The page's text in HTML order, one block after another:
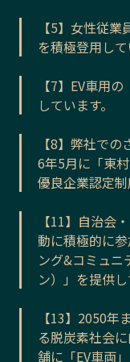
【5】女性従
を積極登用して
【7】EV車用
しています。
【8】弊社で
6年5月に「東
優良企業認定制
【11】自治会
動に積極的に
ング&コミュニ
ン）」を提供し
【13】2050年
る脱炭素社会
舗に「EV車両